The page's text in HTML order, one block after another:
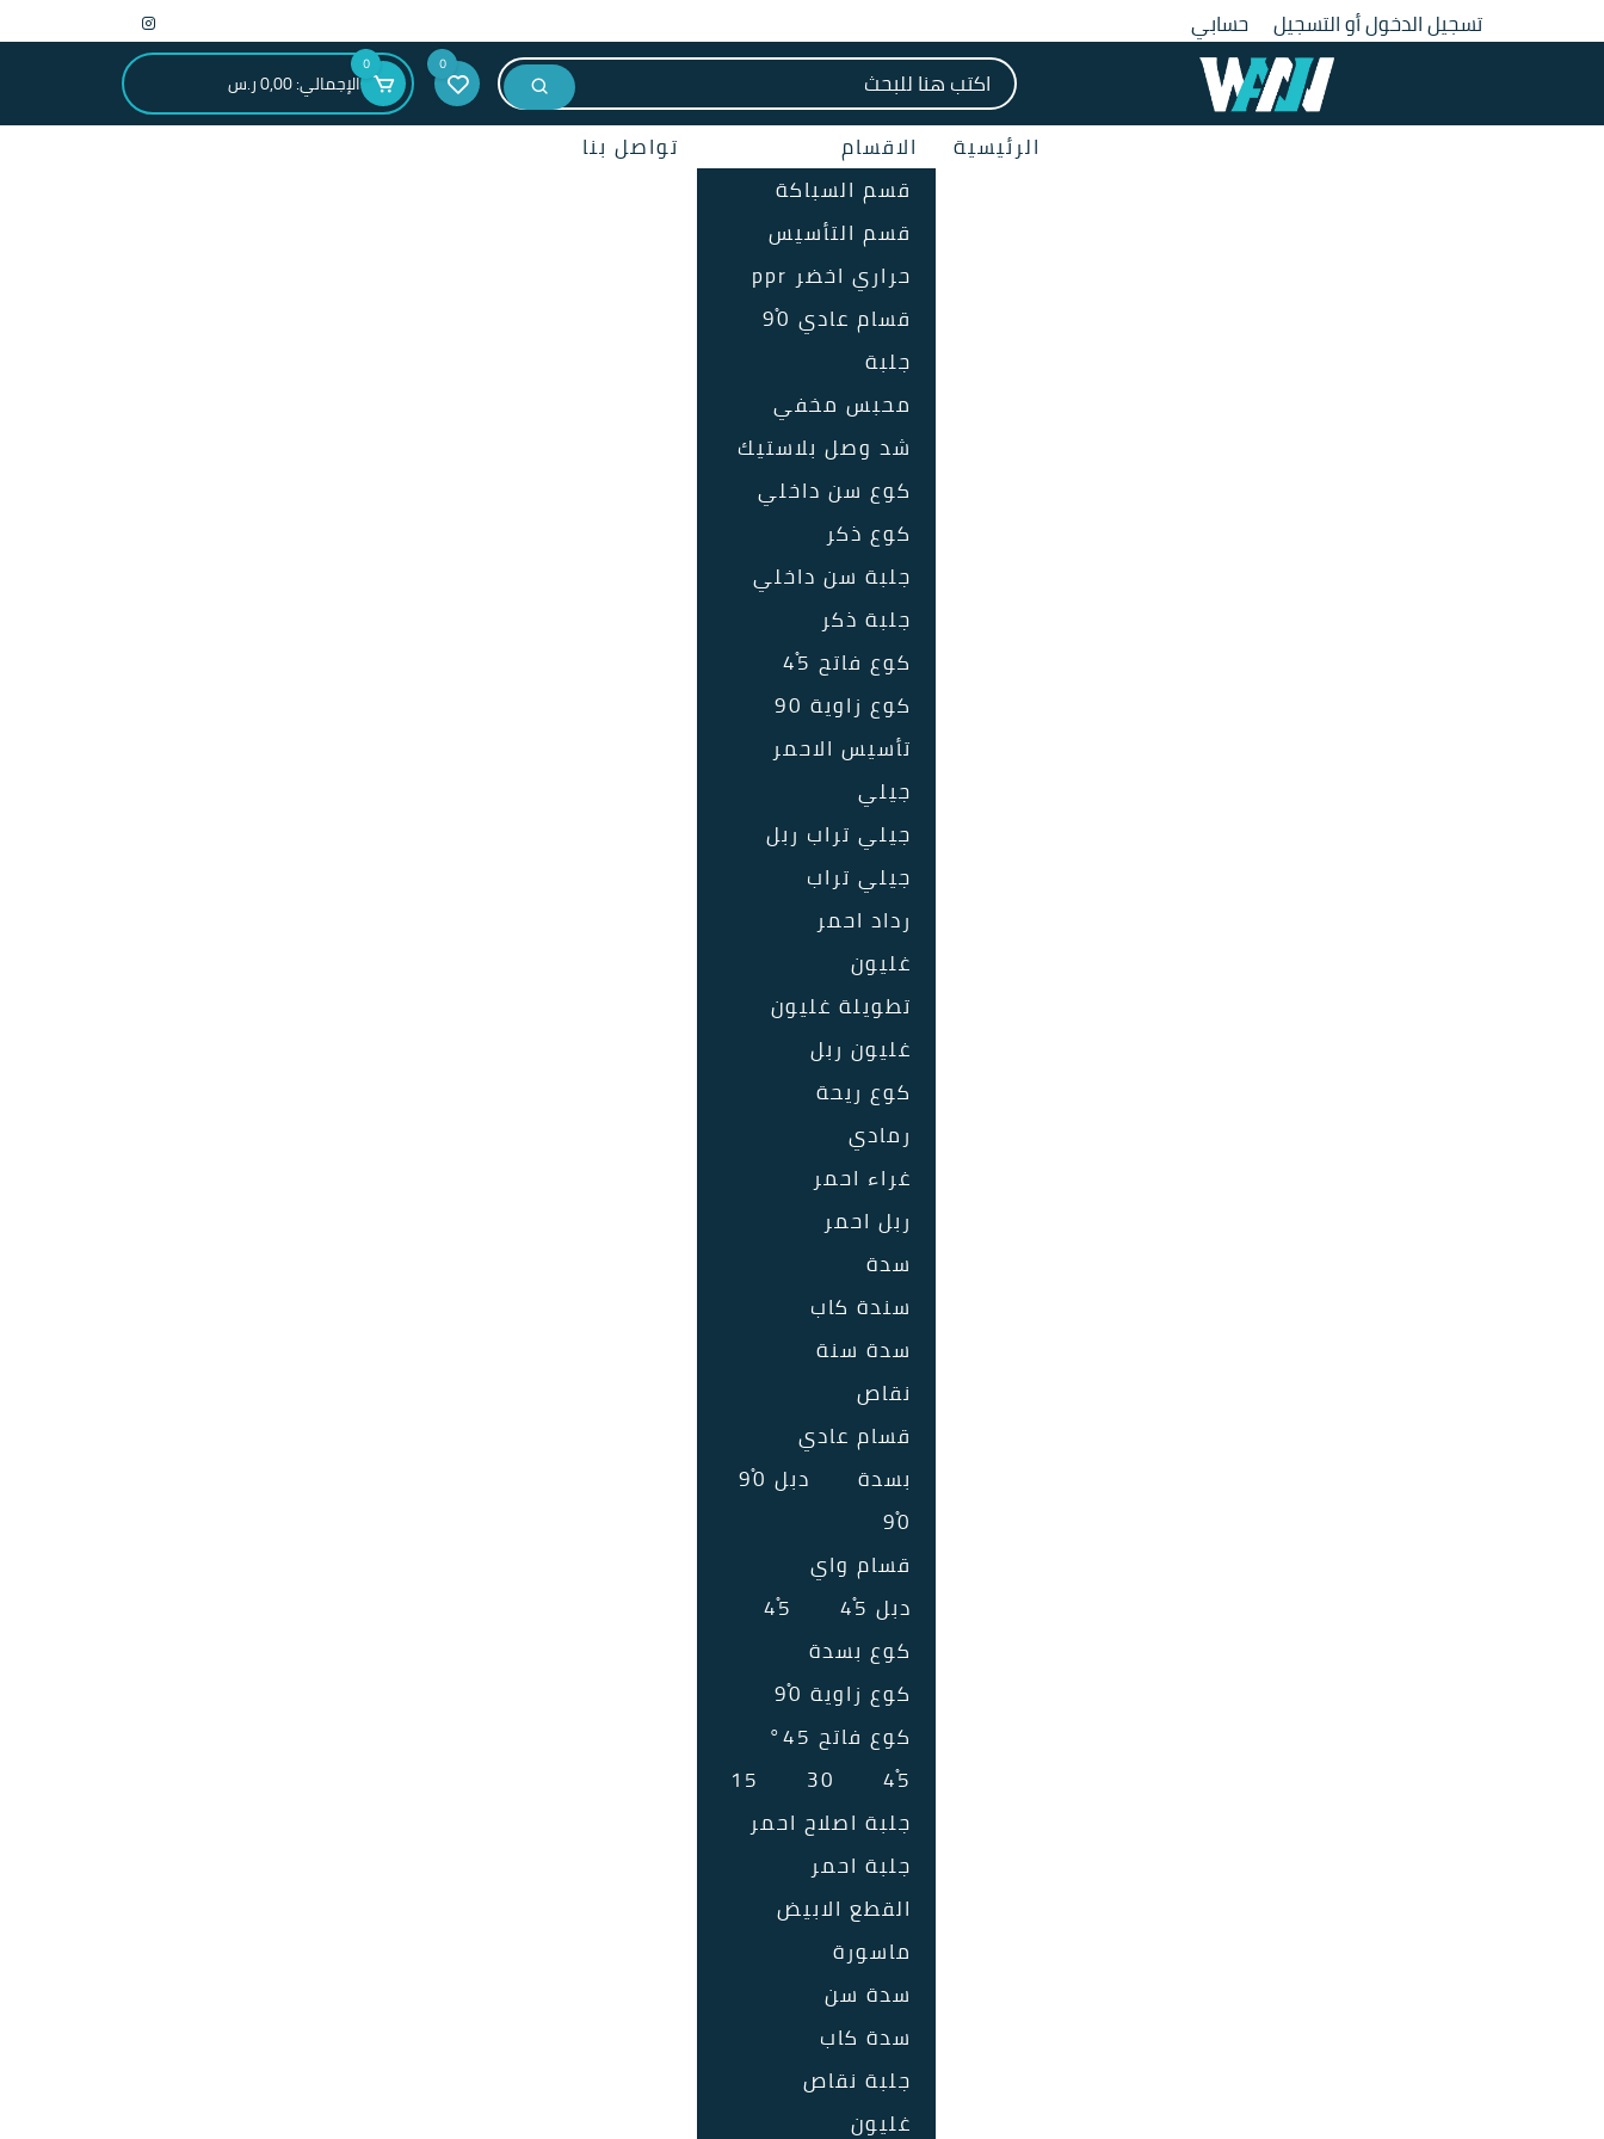
المحتوى
تسجيل الدخول أو التسجيل
حسابي
البحث عن:
0
0
الإجمالي:0,00ر.س
الرئيسية
الاقسام
قسم السباكة
قسم التأسيس
حراري اخضر ppr
قسام عادي 90ْ
جلبة
محبس مخفي
شد وصل بلاستيك
كوع سن داخلي
كوع ذكر
جلبة سن داخلي
جلبة ذكر
كوع فاتح 45ْ
كوع زاوية 90
تأسيس الاحمر
جيلي
جيلي تراب ربل
جيلي تراب
رداد احمر
غليون
تطويلة غليون
غليون ربل
كوع ريحة
رمادي
غراء احمر
ربل احمر
سدة
سندة كاب
سدة سنة
نقاص
قسام عادي
بسدة
دبل 90ْ
90ْ
قسام واي
دبل 45ْ
45ْ
كوع بسدة
كوع زاوية 90ْ
كوع فاتح 45°
45ْ
30
15
جلبة اصلاح احمر
جلبة احمر
القطع الابيض
ماسورة
سدة سن
سدة كاب
جلبة نقاص
غليون
تواصل بنا